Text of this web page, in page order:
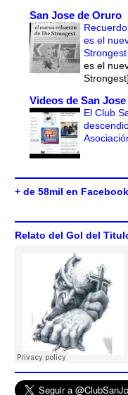
San Jose de Oruro
es el
Strongest
es el
Strongest]
Videos de San
El Club
+ de 58mil en Facebook
Relato del Gol del